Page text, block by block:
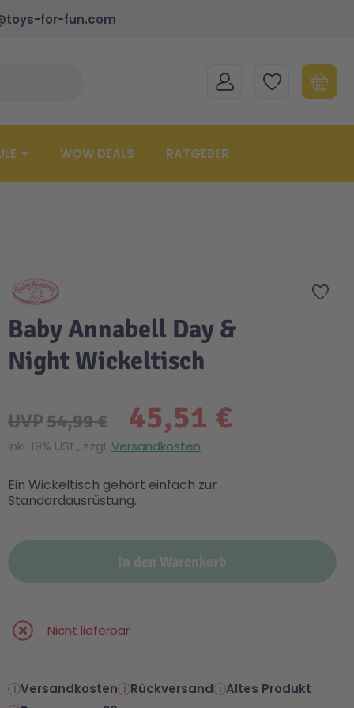
for-fun.com
MEIN KONTOMEINE WUNSCHLISTE
WOW DEALS RATGEBER
Zur
Baby Annabell Day &
Night Wickeltisch
45,51 €
UVP54,99 €
Inkl. 19% USt., zzgl. Versandkosten
Ein Wickeltisch gehört einfach zur
Standardausrüstung.
In den Warenkorb
Nicht lieferbar
Versandkosten Rückversand
Altes Produkt